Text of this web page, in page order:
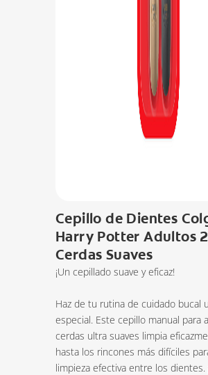
Cepillo de Dientes
Harry Potter Adultos
Cerdas Suaves
¡Un cepillado suave y eficaz!
Haz de tu rutina de cuidado bucal
especial. Este cepillo manual para
cerdas ultra suaves limpia
hasta los rincones más difíciles
limpieza efectiva entre los dientes.